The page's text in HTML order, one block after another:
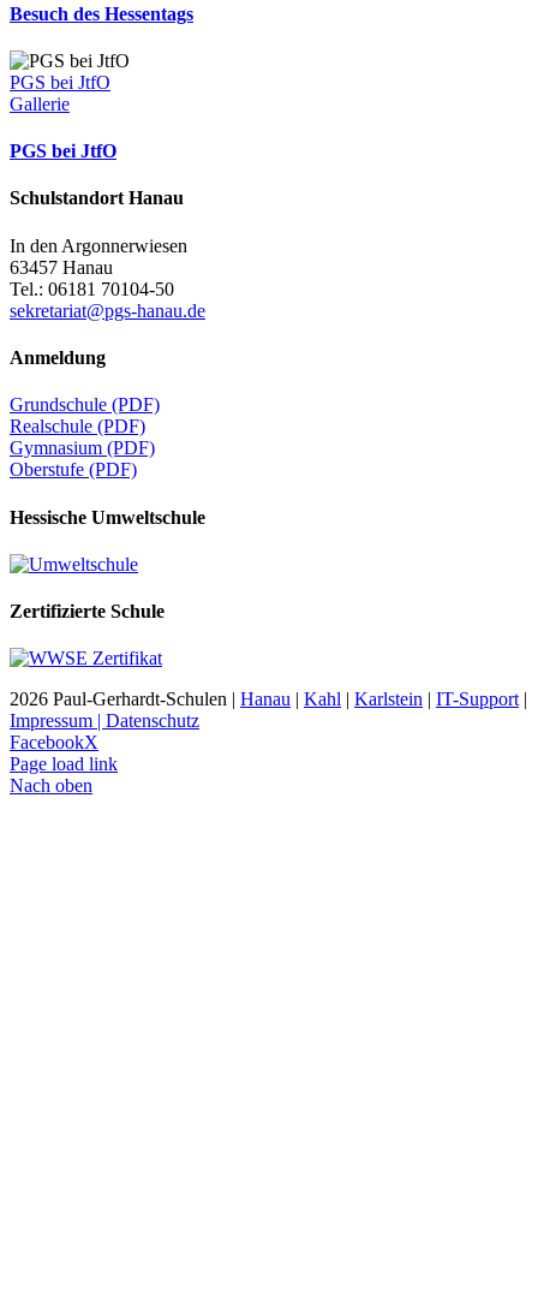
Besuch des Hessentags
PGS bei JtfO
Gallerie
PGS bei JtfO
Schulstandort Hanau
In den Argonnerwiesen
63457 Hanau
Tel.: 06181 70104-50
sekretariat@pgs-hanau.de
Anmeldung
Grundschule (PDF)
Realschule (PDF)
Gymnasium (PDF)
Oberstufe (PDF)
Hessische Umweltschule
Zertifizierte Schule
2026 Paul-Gerhardt-Schulen | Hanau | Kahl | Karlstein | IT-Support |
Impressum | Datenschutz
FacebookX
Page load link
Nach oben